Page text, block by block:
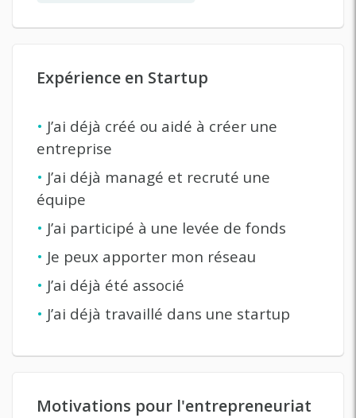
Expérience en Startup
• J’ai déjà créé ou aidé à créer une
entreprise
• J’ai déjà managé et recruté une
équipe
• J’ai participé à une levée de fonds
• Je peux apporter mon réseau
• J’ai déjà été associé
• J’ai déjà travaillé dans une startup
Motivations pour l'entrepreneuriat